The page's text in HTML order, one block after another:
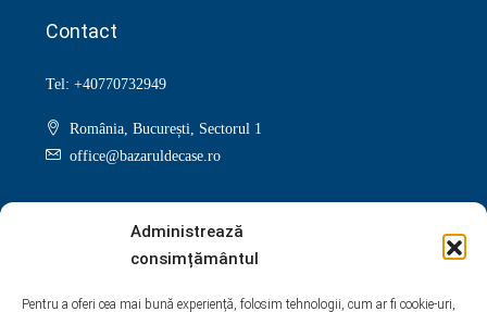
Administrează
consimțământul
Pentru a oferi cea mai bună experiență, folosim tehnologii, cum ar fi cookie-uri,
Contact
Tel: +40770732949
România, București, Sectorul 1
office@bazaruldecase.ro